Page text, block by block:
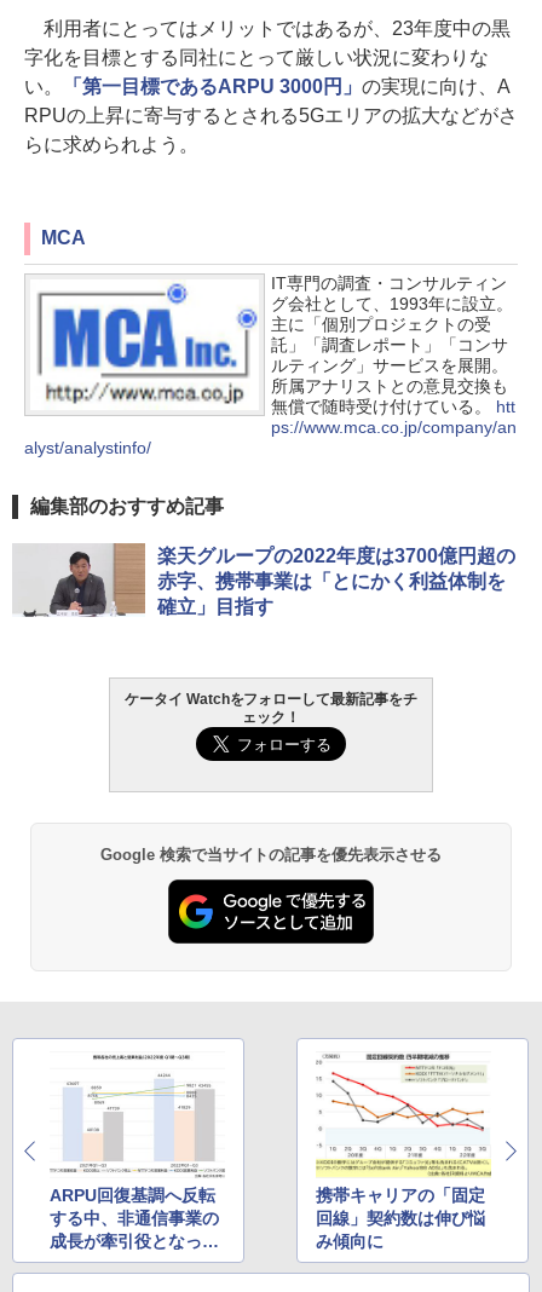
利用者にとってはメリットではあるが、23年度中の黒
字化を目標とする同社にとって厳しい状況に変わりな
い。
「第一目標であるARPU 3000円」 の実現に向け、A
RPUの上昇に寄与するとされる5Gエリアの拡大などがさ
らに求められよう。
MCA
IT専門の調査・コンサルティン
グ会社として、1993年に設立。
主に「個別プロジェクトの受
託」「調査レポート」「コンサ
ルティング」サービスを展開。
所属アナリストとの意見交換も
無償で随時受け付けている。 htt
ps://www.mca.co.jp/company/an
alyst/analystinfo/
編集部のおすすめ記事
楽天グループの2022年度は3700億円超の
赤字、携帯事業は「とにかく利益体制を
確立」目指す
ケータイ Watchをフォローして最新記事をチ
ェック！
Google 検索で当サイトの記事を優先表示させる
ARPU回復基調へ反転
する中、非通信事業の
成長が牽引役となって
きている携帯大手3社
携帯キャリアの「固定
回線」契約数は伸び悩
み傾向に